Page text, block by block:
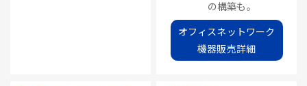
の構築も。
オフィスネットワーク
機器販売詳細